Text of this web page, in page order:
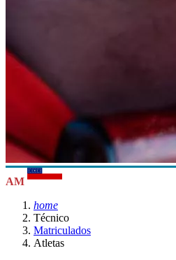
AM
home
Técnico
Matriculados
Atletas